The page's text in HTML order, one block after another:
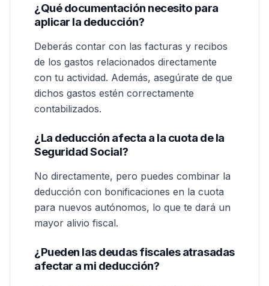
¿Qué documentación necesito para
aplicar la deducción?
Deberás contar con las facturas y recibos
de los gastos relacionados directamente
con tu actividad. Además, asegúrate de que
dichos gastos estén correctamente
contabilizados.
¿La deducción afecta a la cuota de la
Seguridad Social?
No directamente, pero puedes combinar la
deducción con bonificaciones en la cuota
para nuevos autónomos, lo que te dará un
mayor alivio fiscal.
¿Pueden las deudas fiscales atrasadas
afectar a mi deducción?